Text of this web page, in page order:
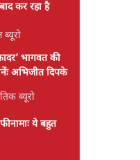
कर रहा है
भागवत की
अभिजीत दिपके
ब्यूरो
ये बहुत